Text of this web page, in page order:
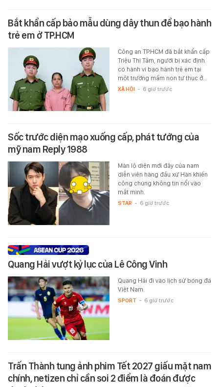
Bắt khẩn cấp bảo mẫu dùng dây thun để bạo hành
trẻ em ở TP.HCM
Công an TP.HCM đã bắt khẩn cấp
Triệu Thị Tâm, người bị xác định
có hành vi bạo hành trẻ em tại
một trường mầm non tư thục ở…
XÃ HỘI - 6 giờ trước
Sốc trước diện mạo xuống cấp, phát tướng của
mỹ nam Reply 1988
Màn lộ diện mới đây của nam
diễn viên hàng đầu xứ Hàn khiến
công chúng không tin nổi vào
mắt mình.
STAR - 6 giờ trước
Quang Hải vượt kỷ lục của Lê Công Vinh
Quang Hải đi vào lịch sử bóng đá
Việt Nam.
SPORT - 6 giờ trước
Trấn Thành tung ảnh phim Tết 2027 giấu mặt nam
chính, netizen chỉ cần soi 2 điểm là đoán được